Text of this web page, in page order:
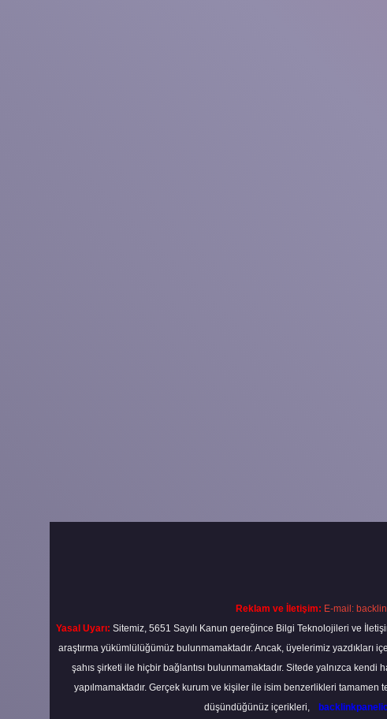
Reklam ve İletişim: E-mail:
Yasal Uyarı: Sitemiz, 5651 Sayılı Kanun gereğince Bilgi Teknolojileri ve
araştırma yükümlülüğümüz bulunmamaktadır. Ancak, üyelerimiz
şahıs şirketi ile hiçbir bağlantısı bulunmamaktadır. Sitede yalnızca
yapılmamaktadır. Gerçek kurum ve kişiler ile isim benzerlikleri
düşündüğünüz içerikleri,